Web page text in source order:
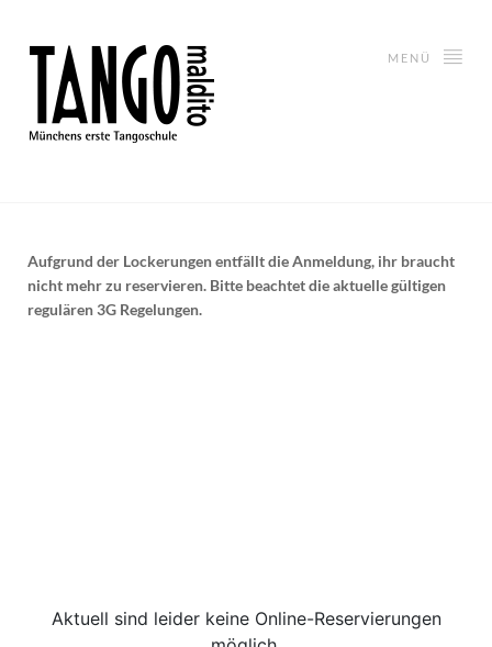
MENÜ
Aufgrund der Lockerungen entfällt die Anmeldung, ihr braucht
nicht mehr zu reservieren. Bitte beachtet die aktuelle gültigen
regulären 3G Regelungen.